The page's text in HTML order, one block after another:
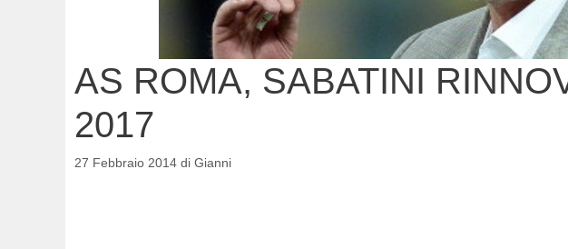
AS ROMA, SABATINI
2017
27 Febbraio 2014 di Gianni